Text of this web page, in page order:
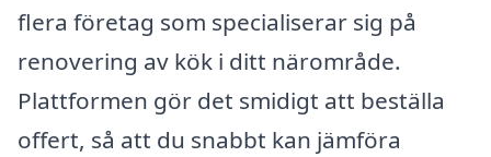
flera företag som specialiserar sig på
renovering av kök i ditt närområde.
Plattformen gör det smidigt att beställa
offert, så att du snabbt kan jämföra